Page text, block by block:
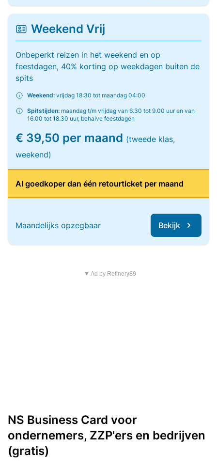
Weekend Vrij
Onbeperkt reizen in het weekend en op
feestdagen, 40% korting op weekdagen buiten de
spits
Weekend: vrijdag 18:30 tot maandag 04:00
Spitstijden: maandag t/m vrijdag van 6.30 tot 9.00 uur en van
16.00 tot 18.30 uur, behalve feestdagen
€ 39,50 per maand (tweede klas,
weekend)
Al goedkoper dan één retourticket per maand
Maandelijks opzegbaar Bekijk
▼ Ad by Refinery89
NS Business Card voor
ondernemers, ZZP'ers en bedrijven
(gratis)